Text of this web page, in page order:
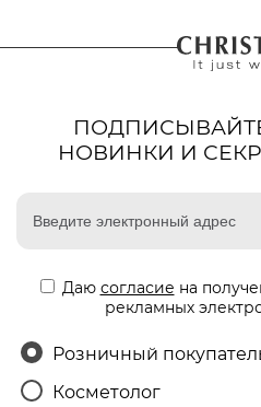
НОВИНКИ И
Даю согласие на
рекламных
Розничный
Косметолог